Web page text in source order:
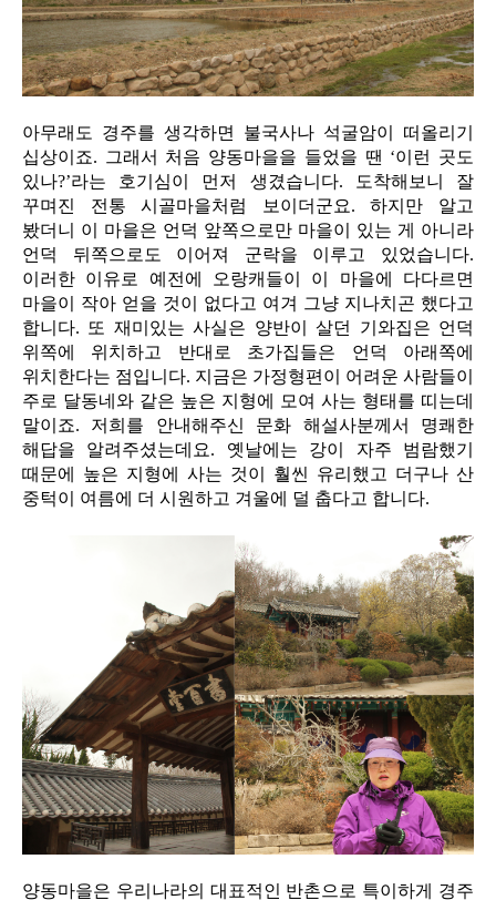
아무래도 경주를 생각하면 불국사나 석굴암이 떠올리기
십상이죠. 그래서 처음 양동마을을 들었을 땐 ‘이런 곳도
있나?’라는 호기심이 먼저 생겼습니다. 도착해보니 잘
꾸며진 전통 시골마을처럼 보이더군요. 하지만 알고
봤더니 이 마을은 언덕 앞쪽으로만 마을이 있는 게 아니라
언덕 뒤쪽으로도 이어져 군락을 이루고 있었습니다.
이러한 이유로 예전에 오랑캐들이 이 마을에 다다르면
마을이 작아 얻을 것이 없다고 여겨 그냥 지나치곤 했다고
합니다. 또 재미있는 사실은 양반이 살던 기와집은 언덕
위쪽에 위치하고 반대로 초가집들은 언덕 아래쪽에
위치한다는 점입니다. 지금은 가정형편이 어려운 사람들이
주로 달동네와 같은 높은 지형에 모여 사는 형태를 띠는데
말이죠. 저희를 안내해주신 문화 해설사분께서 명쾌한
해답을 알려주셨는데요. 옛날에는 강이 자주 범람했기
때문에 높은 지형에 사는 것이 훨씬 유리했고 더구나 산
중턱이 여름에 더 시원하고 겨울에 덜 춥다고 합니다.
양동마을은 우리나라의 대표적인 반촌으로 특이하게 경주